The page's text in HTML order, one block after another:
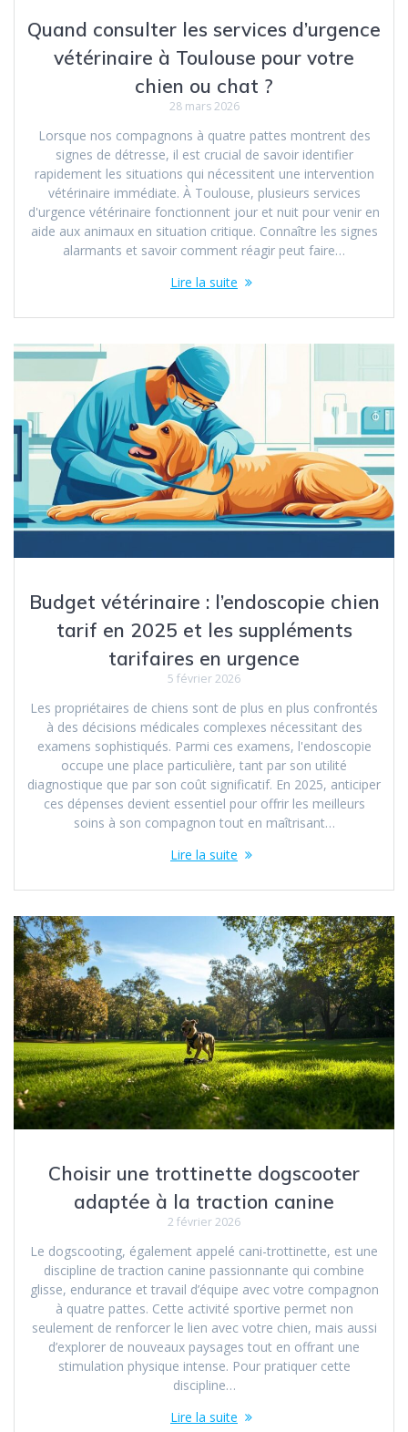
Quand consulter les services d’urgence
vétérinaire à Toulouse pour votre
chien ou chat ?
28 mars 2026
Lorsque nos compagnons à quatre pattes montrent des
signes de détresse, il est crucial de savoir identifier
rapidement les situations qui nécessitent une intervention
vétérinaire immédiate. À Toulouse, plusieurs services
d'urgence vétérinaire fonctionnent jour et nuit pour venir en
aide aux animaux en situation critique. Connaître les signes
alarmants et savoir comment réagir peut faire…
Lire la suite
Budget vétérinaire : l’endoscopie chien
tarif en 2025 et les suppléments
tarifaires en urgence
5 février 2026
Les propriétaires de chiens sont de plus en plus confrontés
à des décisions médicales complexes nécessitant des
examens sophistiqués. Parmi ces examens, l'endoscopie
occupe une place particulière, tant par son utilité
diagnostique que par son coût significatif. En 2025, anticiper
ces dépenses devient essentiel pour offrir les meilleurs
soins à son compagnon tout en maîtrisant…
Lire la suite
Choisir une trottinette dogscooter
adaptée à la traction canine
2 février 2026
Le dogscooting, également appelé cani-trottinette, est une
discipline de traction canine passionnante qui combine
glisse, endurance et travail d’équipe avec votre compagnon
à quatre pattes. Cette activité sportive permet non
seulement de renforcer le lien avec votre chien, mais aussi
d’explorer de nouveaux paysages tout en offrant une
stimulation physique intense. Pour pratiquer cette
discipline…
Lire la suite